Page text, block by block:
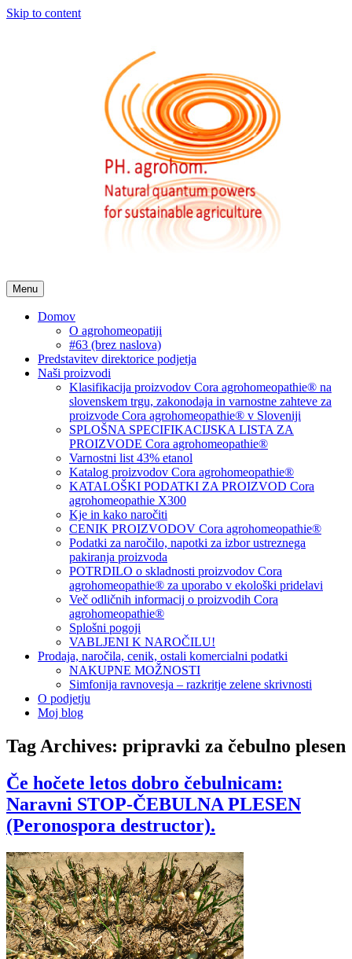
Skip to content
Menu
Domov
O agrohomeopatiji
#63 (brez naslova)
Predstavitev direktorice podjetja
Naši proizvodi
Klasifikacija proizvodov Cora agrohomeopathie® na
slovenskem trgu, zakonodaja in varnostne zahteve za
proizvode Cora agrohomeopathie® v Sloveniji
SPLOŠNA SPECIFIKACIJSKA LISTA ZA
PROIZVODE Cora agrohomeopathie®
Varnostni list 43% etanol
Katalog proizvodov Cora agrohomeopathie®
KATALOŠKI PODATKI ZA PROIZVOD Cora
agrohomeopathie X300
Kje in kako naročiti
CENIK PROIZVODOV Cora agrohomeopathie®
Podatki za naročilo, napotki za izbor ustreznega
pakiranja proizvoda
POTRDILO o skladnosti proizvodov Cora
agrohomeopathie® za uporabo v ekološki pridelavi
Več odličnih informacij o proizvodih Cora
agrohomeopathie®
Splošni pogoji
VABLJENI K NAROČILU!
Prodaja, naročila, cenik, ostali komercialni podatki
NAKUPNE MOŽNOSTI
Simfonija ravnovesja – razkritje zelene skrivnosti
O podjetju
Moj blog
Tag Archives: pripravki za čebulno plesen
Če hočete letos dobro čebulnicam:
Naravni STOP-ČEBULNA PLESEN
(Peronospora destructor).